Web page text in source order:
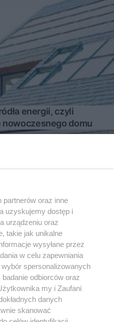
energii, czyli
domu
nie może być powielany i
w jakikolwiek sposób
na jakimkolwiek polu
z umieszczaniem w
praw. Jakiekolwiek użycie
lub w części z naruszeniem
zabronione pod groźbą kary i
partnerów oraz inne
uzyskujemy dostęp i
urządzeniu oraz
takie jak unikalne
wysyłane przez
w celu zapewniania
spersonalizowanych
odbiorców oraz
my i Zaufani
danych
skanować